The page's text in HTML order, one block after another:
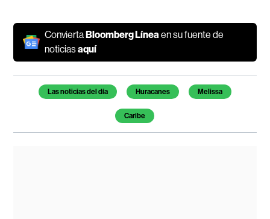
ConviertaBloomberg Línea en su fuente de
noticiasaquí
Temas de este artículo
Las noticias del día Huracanes Melissa
Caribe